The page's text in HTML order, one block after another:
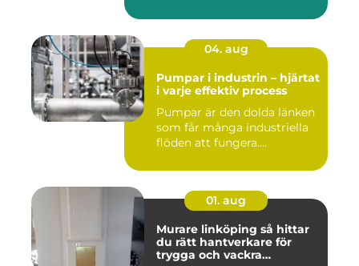
04. aug
Pumpar i industrin – hjärtat
i varje effektiv process
Pumpar är den dolda länken
som får många industriella
flöden att fungera....
01. aug
Murare linköping så hittar
du rätt hantverkare för
trygga och vackra